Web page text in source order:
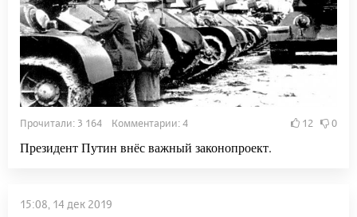
Прочитали: 3 164 Комментарии: 4 12 0
Президент Путин внёс важный законопроект.
15:08, 14 дек 2019